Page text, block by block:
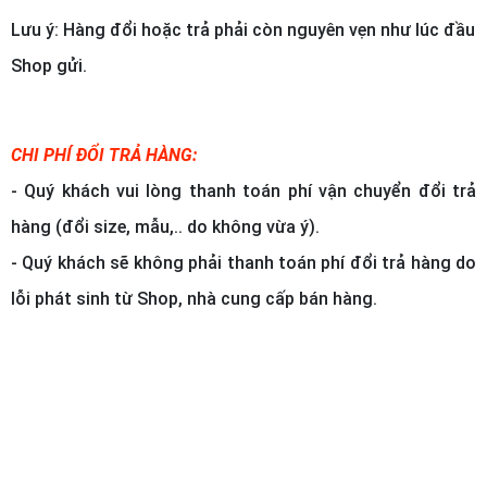
Lưu ý: Hàng đổi hoặc trả phải còn nguyên vẹn như lúc đầu
Shop gửi.
CHI PHÍ ĐỔI TRẢ HÀNG:
- Quý khách vui lòng thanh toán phí vận chuyển đổi trả
hàng (đổi size, mẫu,.. do không vừa ý).
- Quý khách sẽ không phải thanh toán phí đổi trả hàng do
lỗi phát sinh từ Shop, nhà cung cấp bán hàng.